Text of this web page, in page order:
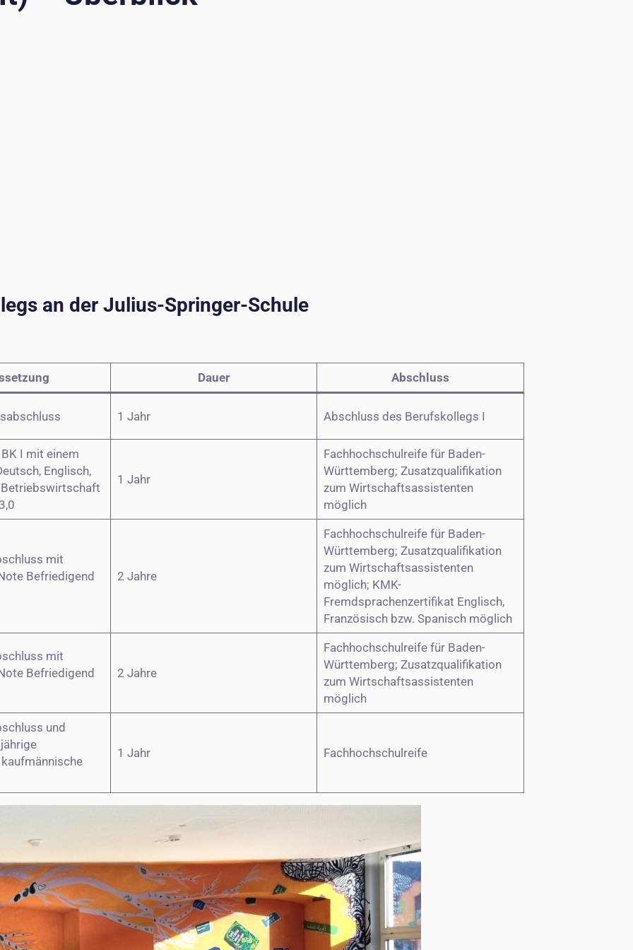
an der Julius-Springer-Schule
Dauer Abschluss
1 Jahr Abschluss des Berufskollegs I
I mit einem
Englisch,
1 Jahr
Fachhochschulreife für Baden-
Württemberg; Zusatzqualifikation
zum Wirtschaftsassistenten
möglich
mit
Befriedigend
2 Jahre
Fachhochschulreife für Baden-
Württemberg; Zusatzqualifikation
zum Wirtschaftsassistenten
möglich; KMK-
Fremdsprachenzertifikat Englisch,
Französisch bzw. Spanisch möglich
mit
Befriedigend
2 Jahre
Fachhochschulreife für Baden-
Württemberg; Zusatzqualifikation
zum Wirtschaftsassistenten
möglich
und
1 Jahr Fachhochschulreife